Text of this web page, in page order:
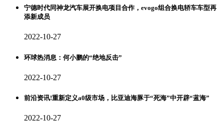
宁德时代同神龙汽车展开换电项目合作，evogo组合换电轿车车型再
添新成员
2022-10-27
环球热消息：何小鹏的“绝地反击”
2022-10-27
前沿资讯!重新定义a0级市场，比亚迪海豚于“死海”中开辟“蓝海”
2022-10-27